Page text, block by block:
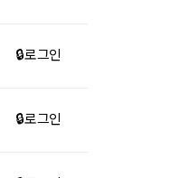
🔒 로그인
🔒 로그인